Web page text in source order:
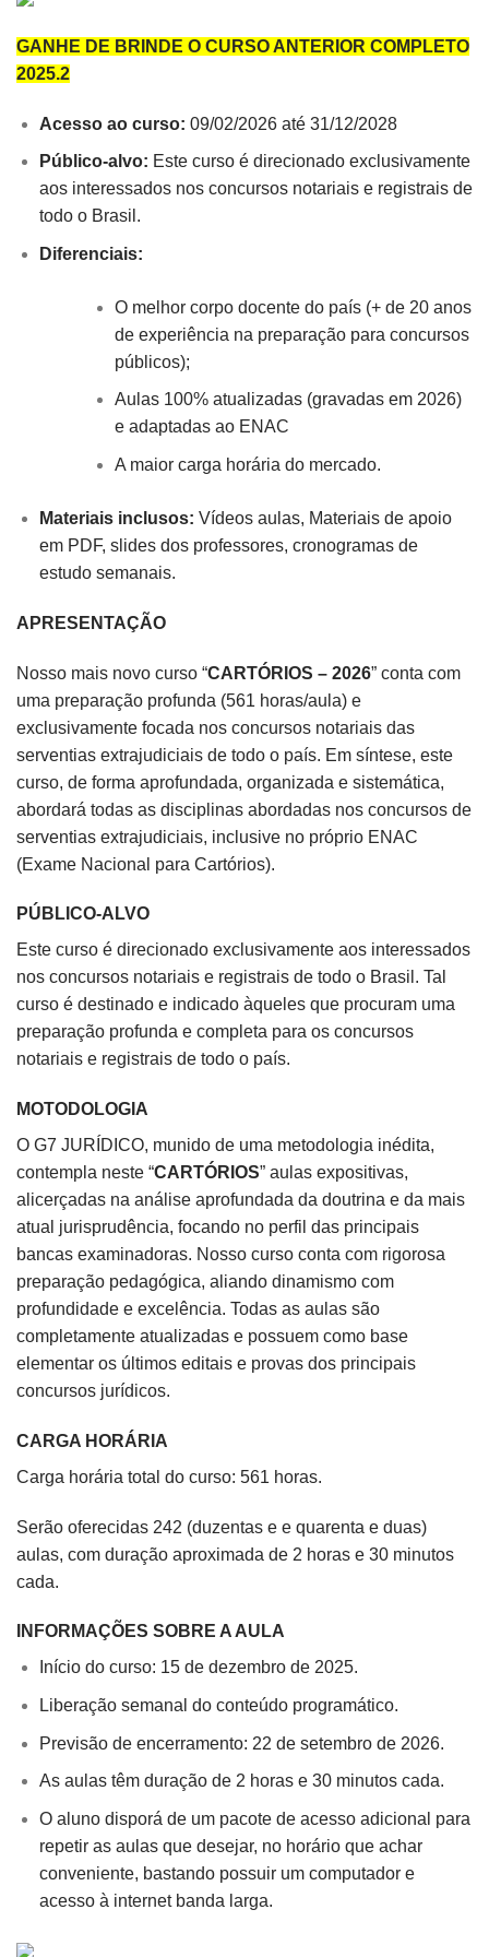
GANHE DE BRINDE O CURSO ANTERIOR COMPLETO
2025.2
Acesso ao curso: 09/02/2026 até 31/12/2028
Público-alvo: Este curso é direcionado exclusivamente
aos interessados nos concursos notariais e registrais de
todo o Brasil.
Diferenciais:
O melhor corpo docente do país (+ de 20 anos
de experiência na preparação para concursos
públicos);
Aulas 100% atualizadas (gravadas em 2026)
e adaptadas ao ENAC
A maior carga horária do mercado.
Materiais inclusos: Vídeos aulas, Materiais de apoio
em PDF, slides dos professores, cronogramas de
estudo semanais.
APRESENTAÇÃO
Nosso mais novo curso “CARTÓRIOS – 2026” conta com
uma preparação profunda (561 horas/aula) e
exclusivamente focada nos concursos notariais das
serventias extrajudiciais de todo o país. Em síntese, este
curso, de forma aprofundada, organizada e sistemática,
abordará todas as disciplinas abordadas nos concursos de
serventias extrajudiciais, inclusive no próprio ENAC
(Exame Nacional para Cartórios).
PÚBLICO-ALVO
Este curso é direcionado exclusivamente aos interessados
nos concursos notariais e registrais de todo o Brasil. Tal
curso é destinado e indicado àqueles que procuram uma
preparação profunda e completa para os concursos
notariais e registrais de todo o país.
MOTODOLOGIA
O G7 JURÍDICO, munido de uma metodologia inédita,
contempla neste “CARTÓRIOS” aulas expositivas,
alicerçadas na análise aprofundada da doutrina e da mais
atual jurisprudência, focando no perfil das principais
bancas examinadoras. Nosso curso conta com rigorosa
preparação pedagógica, aliando dinamismo com
profundidade e excelência. Todas as aulas são
completamente atualizadas e possuem como base
elementar os últimos editais e provas dos principais
concursos jurídicos.
CARGA HORÁRIA
Carga horária total do curso: 561 horas.
Serão oferecidas 242 (duzentas e e quarenta e duas)
aulas, com duração aproximada de 2 horas e 30 minutos
cada.
INFORMAÇÕES SOBRE A AULA
Início do curso: 15 de dezembro de 2025.
Liberação semanal do conteúdo programático.
Previsão de encerramento: 22 de setembro de 2026.
As aulas têm duração de 2 horas e 30 minutos cada.
O aluno disporá de um pacote de acesso adicional para
repetir as aulas que desejar, no horário que achar
conveniente, bastando possuir um computador e
acesso à internet banda larga.